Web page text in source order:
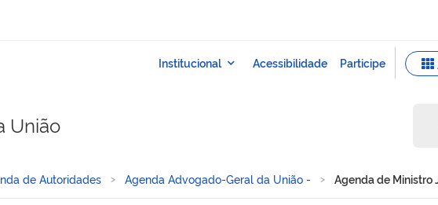
União
de Autoridades Agenda Advogado-Geral da União - Agenda de